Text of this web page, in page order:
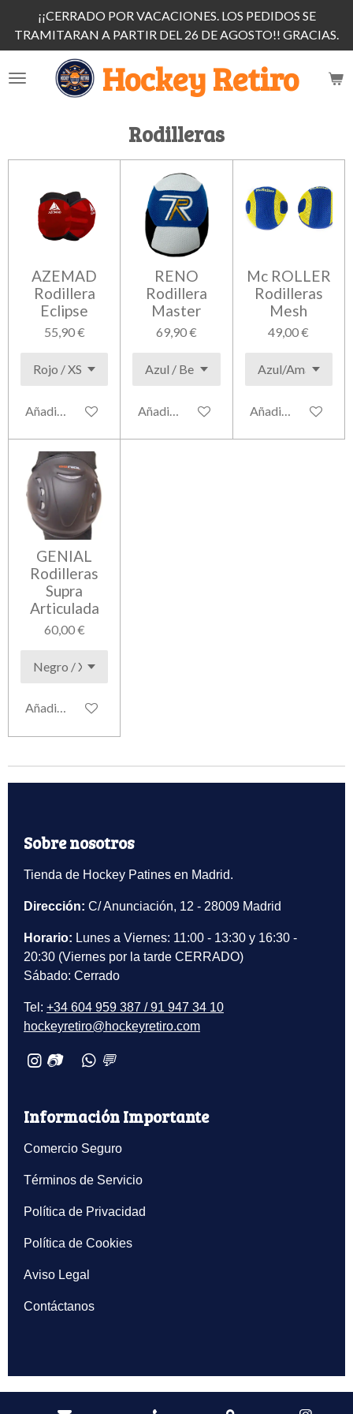
al
contenido
principal
Hockey Retiro
¡¡CERRADO POR VACACIONES. LOS PEDIDOS SE
TRAMITARAN A PARTIR DEL 26 DE AGOSTO!! GRACIAS.
Rodilleras
AZEMAD
Rodillera
Eclipse
55,90 €
Añadir al carrito
RENO
Rodillera
Master
69,90 €
Añadir al carrito
Mc ROLLER
Rodilleras
Mesh
49,00 €
Añadir al carrito
GENIAL
Rodilleras
Supra
Articulada
60,00 €
Añadir al carrito
Sobre nosotros
Tienda de Hockey Patines en Madrid.
Dirección: C/ Anunciación, 12 - 28009 Madrid
Horario: Lunes a Viernes: 11:00 - 13:30 y 16:30 -
20:30 (Viernes por la tarde CERRADO)
Sábado: Cerrado
Tel: +34 604 959 387 / 91 947 34 10
hockeyretiro@hockeyretiro.com
📷 💬
Información Importante
Comercio Seguro
Términos de Servicio
Política de Privacidad
Política de Cookies
Aviso Legal
Contáctanos